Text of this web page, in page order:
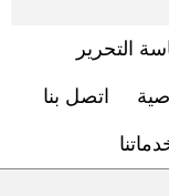
التحرير
اتصل بنا